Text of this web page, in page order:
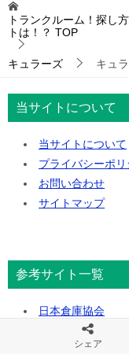
トランクルーム！探し
トは！？ TOP
キュラーズ キュ
当サイトについて
当サイトについて
プライバシーポリ
お問い合わせ
サイトマップ
参考サイト一覧
日本倉庫協会
レンタル収納ス
日本レンタルボッ
シェア